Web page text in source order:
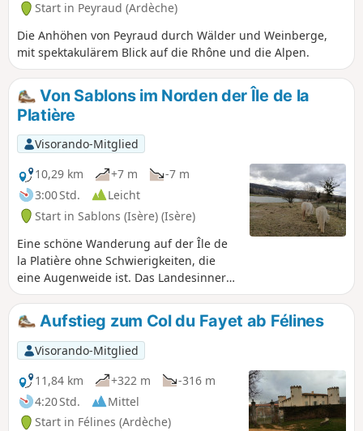
Start in Peyraud (Ardèche)
Die Anhöhen von Peyraud durch Wälder und Weinberge,
mit spektakulärem Blick auf die Rhône und die Alpen.
Von Sablons im Norden der Île de la
Platière
Visorando-Mitglied
10,29 km
+7 m
-7 m
3:00 Std.
Leicht
Start in Sablons (Isère) (Isère)
Eine schöne Wanderung auf der Île de
la Platière ohne Schwierigkeiten, die
eine Augenweide ist. Das Landesinnere
befindet sich in einem
Naturschutzgebiet. Vergessen Sie nicht,
die Schilder in diesem Gebiet und ihre
Erklärungen zu lesen. AN ALLE
WANDERER (SES), DIE MEINE
WANDERUNGEN UNTERNEHMEN: Sie
können Fotos einstellen und den
Standort auf der Route angeben.
Aufstieg zum Col du Fayet ab Félines
Visorando-Mitglied
11,84 km
+322 m
-316 m
4:20 Std.
Mittel
Start in Félines (Ardèche)